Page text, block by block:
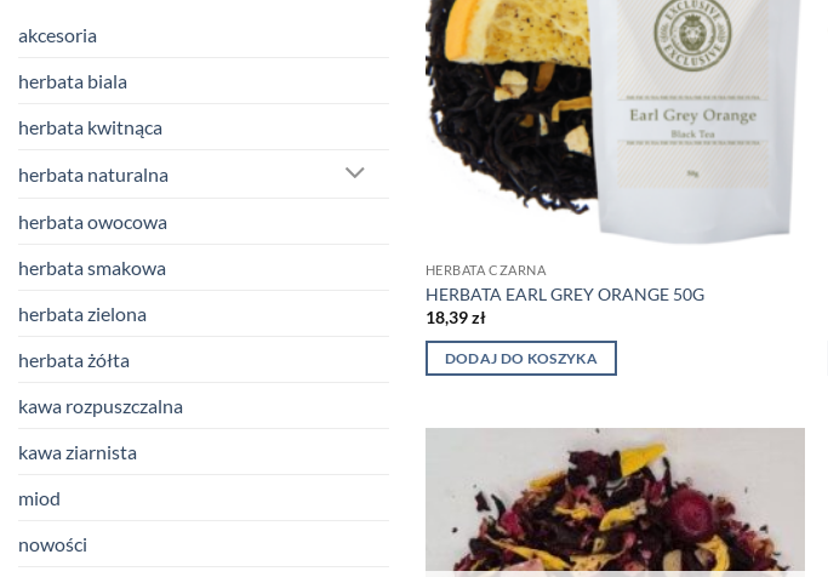
akcesoria
herbata biala
herbata kwitnąca
herbata naturalna
herbata owocowa
herbata smakowa
herbata zielona
herbata żółta
kawa rozpuszczalna
kawa ziarnista
miod
nowości
HERBATA CZARNA
HERBATA EARL GREY ORANGE 50G
18,39zł
DODAJ DO KOSZYKA